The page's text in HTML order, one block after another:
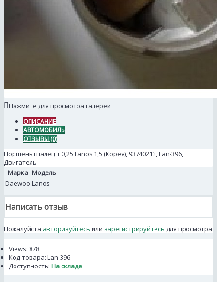
Нажмите для просмотра галереи
ОПИСАНИЕ
АВТОМОБИЛЬ
ОТЗЫВЫ (0)
Поршень+палец + 0,25 Lanos 1,5 (Корея), 93740213, Lan-396,
Двигатель
Марка Модель
Daewoo Lanos
Написать отзыв
Пожалуйста авторизуйтесь или зарегистрируйтесь для просмотра
Views: 878
Код товара: Lan-396
Доступность: На складе